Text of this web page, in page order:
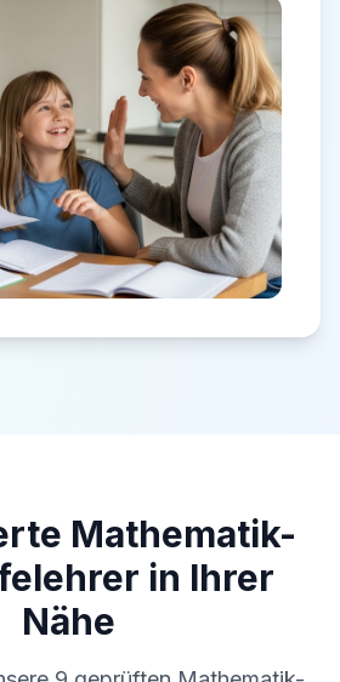
Mathematik-
in Ihrer
Nähe